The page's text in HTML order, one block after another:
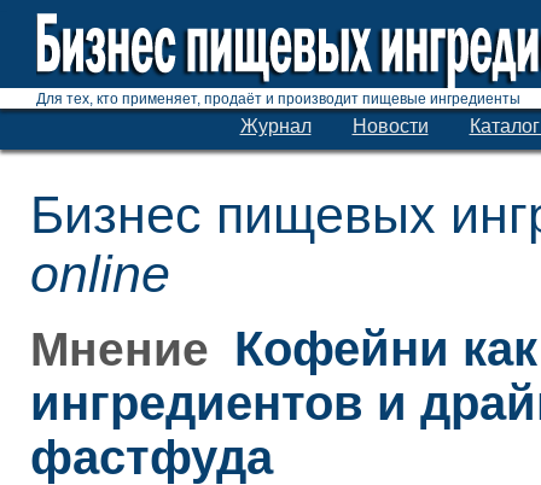
Для тех, кто применяет, продаёт и производит пищевые ингредиенты
Журнал Новости
Бизнес пищевых
online
Мнение Кофейни
ингредиентов и
фастфуда